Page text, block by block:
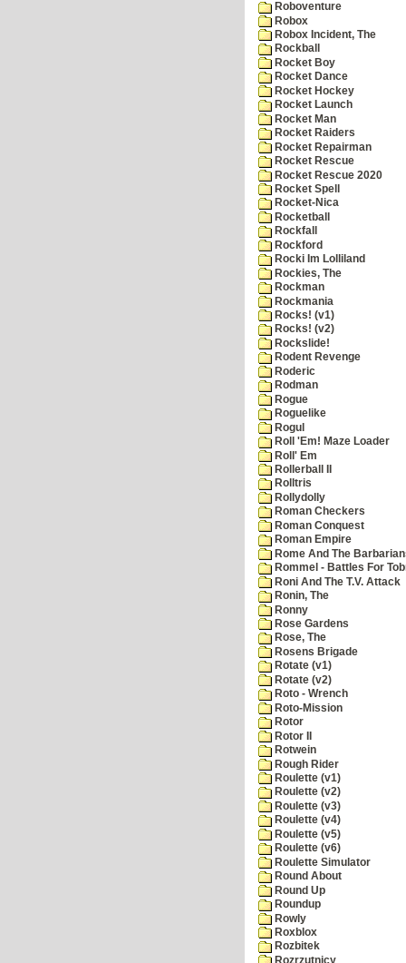
Roboventure
Robox
Robox Incident, The
Rockball
Rocket Boy
Rocket Dance
Rocket Hockey
Rocket Launch
Rocket Man
Rocket Raiders
Rocket Repairman
Rocket Rescue
Rocket Rescue 2020
Rocket Spell
Rocket-Nica
Rocketball
Rockfall
Rockford
Rocki Im Lolliland
Rockies, The
Rockman
Rockmania
Rocks! (v1)
Rocks! (v2)
Rockslide!
Rodent Revenge
Roderic
Rodman
Rogue
Roguelike
Rogul
Roll 'Em! Maze Loader
Roll' Em
Rollerball II
Rolltris
Rollydolly
Roman Checkers
Roman Conquest
Roman Empire
Rome And The
Rommel - Battles For
Roni And The T.V. Attack
Ronin, The
Ronny
Rose Gardens
Rose, The
Rosens Brigade
Rotate (v1)
Rotate (v2)
Roto - Wrench
Roto-Mission
Rotor
Rotor II
Rotwein
Rough Rider
Roulette (v1)
Roulette (v2)
Roulette (v3)
Roulette (v4)
Roulette (v5)
Roulette (v6)
Roulette Simulator
Round About
Round Up
Roundup
Rowly
Roxblox
Rozbitek
Rozrzutnicy